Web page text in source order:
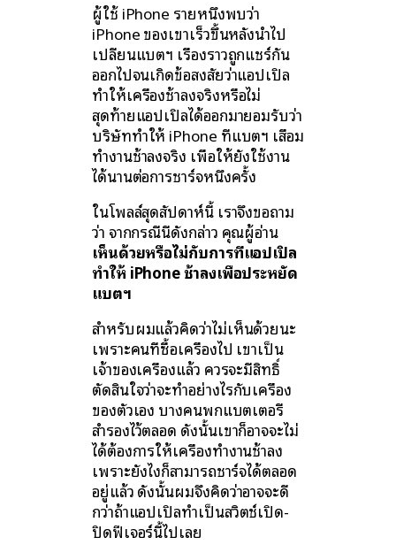
ผู้ใช้ iPhone รายหนึ่งพบว่า
iPhone ของเขาเร็วขึ้นหลังนำไป
เปลี่ยนแบตฯ เรื่องราวถูกแชร์กัน
ออกไปจนเกิดข้อสงสัยว่าแอปเปิล
ทำให้เครื่องช้าลงจริงหรือไม่
สุดท้ายแอปเปิลได้ออกมายอมรับว่า
บริษัททำให้ iPhone ที่แบตฯ เสื่อม
ทำงานช้าลงจริง เพื่อให้ยังใช้งาน
ได้นานต่อการชาร์จหนึ่งครั้ง
ในโพลล์สุดสัปดาห์นี้ เราจึงขอถาม
ว่า จากกรณีนีดังกล่าว คุณผู้อ่าน
เห็นด้วยหรือไม่กับการที่แอปเปิล
ทำให้ iPhone ช้าลงเพื่อประหยัด
แบตฯ
สำหรับผมแล้วคิดว่าไม่เห็นด้วยนะ
เพราะคนที่ซื้อเครื่องไป เขาเป็น
เจ้าของเครื่องแล้ว ควรจะมีสิทธิ์
ตัดสินใจว่าจะทำอย่างไรกับเครื่อง
ของตัวเอง บางคนพกแบตเตอรี่
สำรองไว้ตลอด ดังนั้นเขาก็อาจจะไม่
ได้ต้องการให้เครื่องทำงานช้าลง
เพราะยังไงก็สามารถชาร์จได้ตลอด
อยู่แล้ว ดังนั้นผมจึงคิดว่าอาจจะดี
กว่าถ้าแอปเปิลทำเป็นสวิตช์เปิด-
ปิดฟีเจอร์นี้ไปเลย